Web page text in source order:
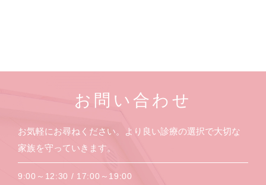
お問い合わせ
お気軽にお尋ねください。より良い診療の選択で大切な
家族を守っていきます。
9:00～12:30 / 17:00～19:00